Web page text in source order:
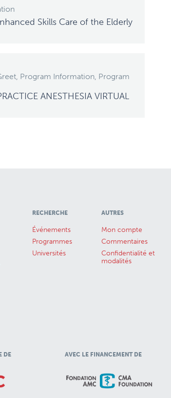
Skills Care of the Elderly
Program Information, Program
ANESTHESIA VIRTUAL
RECHERCHE
Événements
Programmes
Universités
AUTRES
Mon compte
Commentaires
Confidentialité et
modalités
DE AVEC LE FINANCEMENT DE